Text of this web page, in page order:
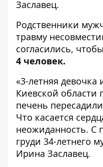
Заславец.
Родственники
травму
согласились,
4 человек.
«3-летняя
Киевской области
печень
Что касается
неожиданность. С
груди 34-летнего
Ирина Заславец.